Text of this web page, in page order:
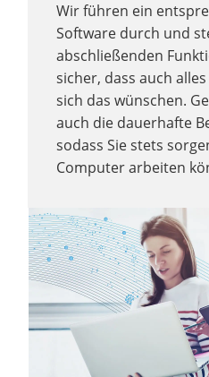
Wir führen ein
Software durch und
abschließenden
sicher, dass auch
sich das wünschen.
auch die dauerhafte
sodass Sie stets
Computer arbeiten